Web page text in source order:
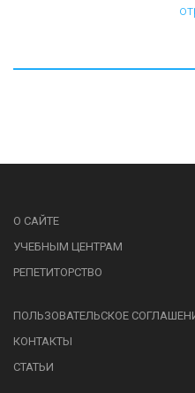
О САЙТЕ
УЧЕБНЫМ ЦЕНТРАМ
РЕПЕТИТОРСТВО
ПОЛЬЗОВАТЕЛЬСКОЕ
КОНТАКТЫ
СТАТЬИ